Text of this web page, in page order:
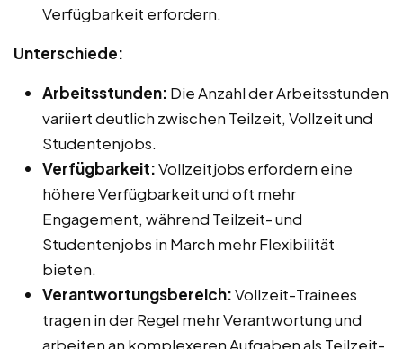
Verfügbarkeit erfordern.
Unterschiede:
Arbeitsstunden: Die Anzahl der Arbeitsstunden
variiert deutlich zwischen Teilzeit, Vollzeit und
Studentenjobs.
Verfügbarkeit:Vollzeitjobs erfordern eine
höhere Verfügbarkeit und oft mehr
Engagement, während Teilzeit- und
Studentenjobs in March mehr Flexibilität
bieten.
Verantwortungsbereich:Vollzeit-Trainees
tragen in der Regel mehr Verantwortung und
arbeiten an komplexeren Aufgaben als Teilzeit-